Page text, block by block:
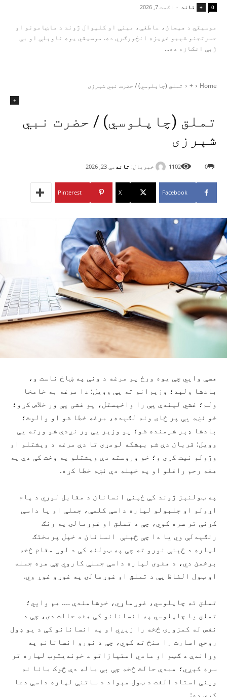
+ تاند - اګست 7, 2026 0
موسیقي د هیجان، عاطفې، مینې او کلیوال ژوند د ماښامونو او
حسرتجنو شېبو غږیزه انځورګري ده. موسیقي یوه ناوېلې او بې‌
ژبې انګازه ده...